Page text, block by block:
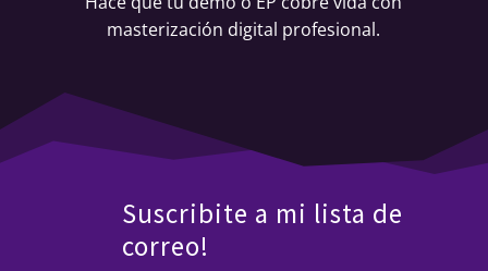
masterización digital profesional.
Suscribite a mi lista de
correo!